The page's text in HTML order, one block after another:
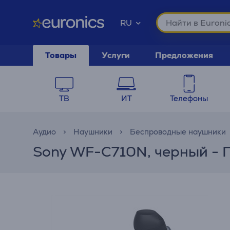
RU
Товары Услуги Предложения
ТВ ИТ Телефоны
Аудио Наушники Беспроводные наушники
Sony WF-C710N, черный -